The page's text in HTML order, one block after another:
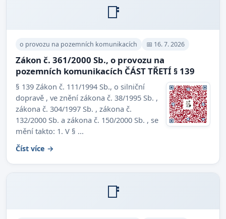
📑
o provozu na pozemních komunikacích 📅 16. 7. 2026
Zákon č. 361/2000 Sb., o provozu na
pozemních komunikacích ČÁST TŘETÍ § 139
§ 139 Zákon č. 111/1994 Sb., o silniční
dopravě , ve znění zákona č. 38/1995 Sb. ,
zákona č. 304/1997 Sb. , zákona č.
132/2000 Sb. a zákona č. 150/2000 Sb. , se
mění takto: 1. V § ...
Číst více →
📑